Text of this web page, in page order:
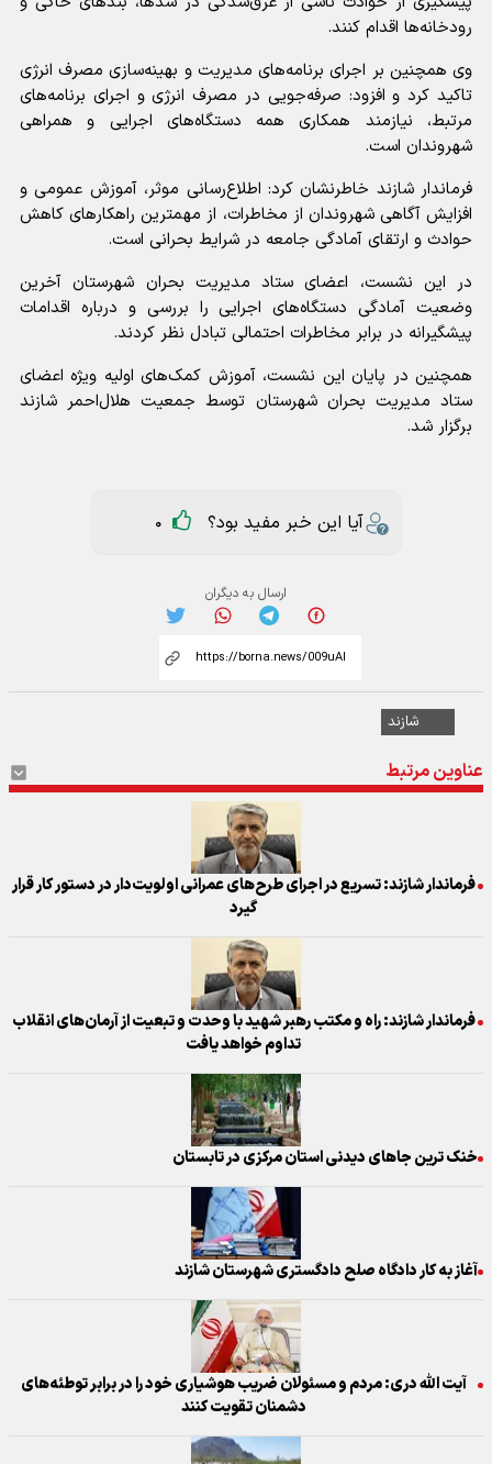
رودخانه‌ها اقدام کنند.
وی همچنین بر اجرای برنامه‌های مدیریت و بهینه‌سازی مصرف انرژی
تاکید کرد و افزود: صرفه‌جویی در مصرف انرژی و اجرای برنامه‌های
مرتبط، نیازمند همکاری همه دستگاه‌های اجرایی و همراهی
شهروندان است.
فرماندار شازند خاطرنشان کرد: اطلاع‌رسانی موثر، آموزش عمومی و
افزایش آگاهی شهروندان از مخاطرات، از مهمترین راهکارهای کاهش
حوادث و ارتقای آمادگی جامعه در شرایط بحرانی است.
در این نشست، اعضای ستاد مدیریت بحران شهرستان آخرین
وضعیت آمادگی دستگاه‌های اجرایی را بررسی و درباره اقدامات
پیشگیرانه در برابر مخاطرات احتمالی تبادل نظر کردند.
همچنین در پایان این نشست، آموزش کمک‌های اولیه ویژه اعضای
ستاد مدیریت بحران شهرستان توسط جمعیت هلال‌احمر شازند
برگزار شد.
آیا این خبر مفید بود؟ 0
ارسال به دیگران
شازند
عناوین مرتبط
فرماندار شازند: تسریع در اجرای طرح‌های عمرانی اولویت‌دار در دستور کار قرار
گیرد
فرماندار شازند: راه و مکتب رهبر شهید با وحدت و تبعیت از آرمان‌های انقلاب
تداوم خواهد یافت
خنک ترین جاهای دیدنی استان مرکزی در تابستان
آغاز به کار دادگاه صلح دادگستری شهرستان شازند
آیت الله دری: مردم و مسئولان ضریب هوشیاری خود را در برابر توطئه‌های
دشمنان تقویت کنند